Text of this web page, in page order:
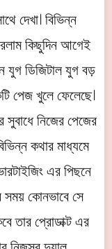
দেখা। বিভিন্ন
কিছুদিন আগেই
যুগ ডিজিটাল যুগ বড়
পেজ খুলে ফেলেছে।
সুবাধে নিজের পেজের
কথার মাধ্যমে
এর পিছনে
কোনভাবে সে
তার প্রোডাক্ট এর